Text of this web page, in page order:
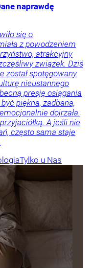
naprawdę
się o
z powodzeniem
atrakcyjny
związek. Dziś
został spotęgowany
nieustannego
presję osiągania
piękna, zadbana,
dojrzała.
A jeśli nie
często sama staje
Tylko u Nas